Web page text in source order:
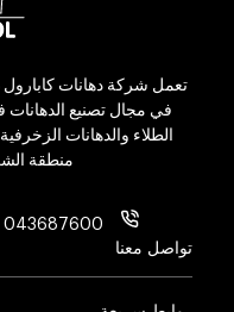
تعمل شركة دهانات كابارول
في مجال تصنيع الدهانات
الطلاء والدهانات
منطقة
043687600
تواصل معنا